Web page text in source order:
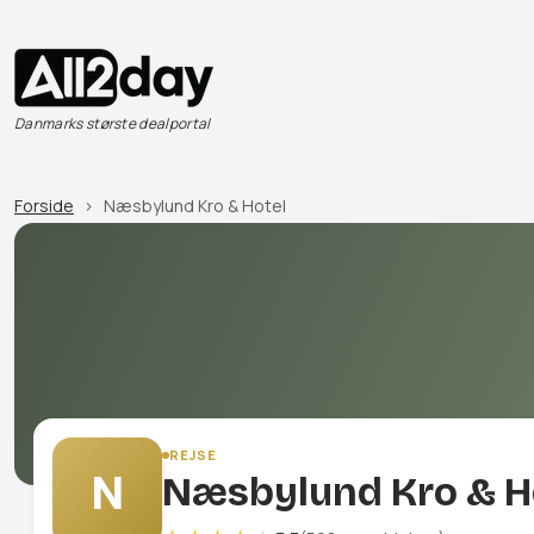
Danmarks største dealportal
Forside Næsbylund Kro & Hotel
N
REJSE
Næsbylund Kro &